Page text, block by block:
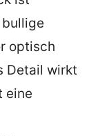
optisch
Detail wirkt
eine